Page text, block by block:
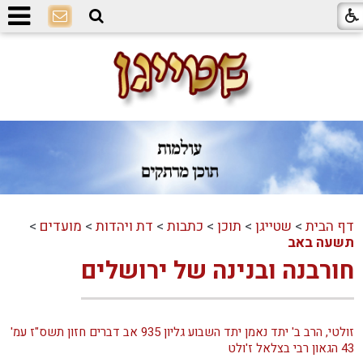
דף הבית > שטייגן > תוכן > כתבות > דת ויהדות > מועדים >
תשעה באב
חורבנה ובנינה של ירושלים
זולטי, הרב ב' יתד נאמן יתד השבוע גליון 935 אב דברים חזון תשס"ז עמ'
43 הגאון רבי בצלאל ז'ולט